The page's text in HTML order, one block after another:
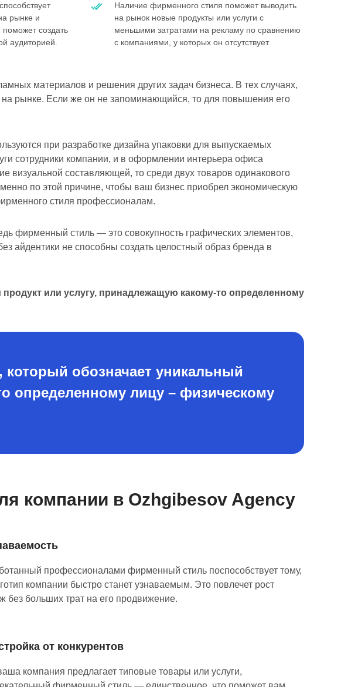
рынке и
создать
аудиторией.
Наличие фирменного стиля поможет выводить
на рынок новые продукты или услуги с
меньшими затратами на рекламу по сравнению
с компаниями, у которых он отсутствует.
материалов и решения других задач бизнеса. В тех случаях,
рынке. Если же он не запоминающийся, то для повышения его
при разработке дизайна упаковки для выпускаемых
сотрудники компании, и в оформлении интерьера офиса
составляющей, то среди двух товаров одинакового
по этой причине, чтобы ваш бизнес приобрел экономическую
стиля профессионалам.
фирменный стиль — это совокупность графических элементов,
айдентики не способны создать целостный образ бренда в
или услугу, принадлежащую какому-то определенному
обозначает уникальный
определенному лицу – физическому
компании в Ozhgibesov Agency
профессионалами фирменный стиль поспособствует тому,
компании быстро станет узнаваемым. Это повлечет рост
без больших трат на его продвижение.
от конкурентов
компания предлагает типовые товары или услуги,